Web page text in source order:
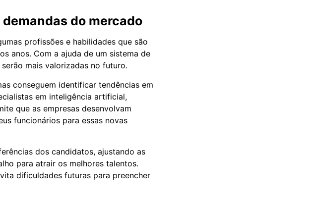
do mercado
profissões e habilidades que são
anos. Com a ajuda de um sistema de
mais valorizadas no futuro.
conseguem identificar tendências em
em inteligência artificial,
que as empresas desenvolvam
funcionários para essas novas
dos candidatos, ajustando as
para atrair os melhores talentos.
dificuldades futuras para preencher